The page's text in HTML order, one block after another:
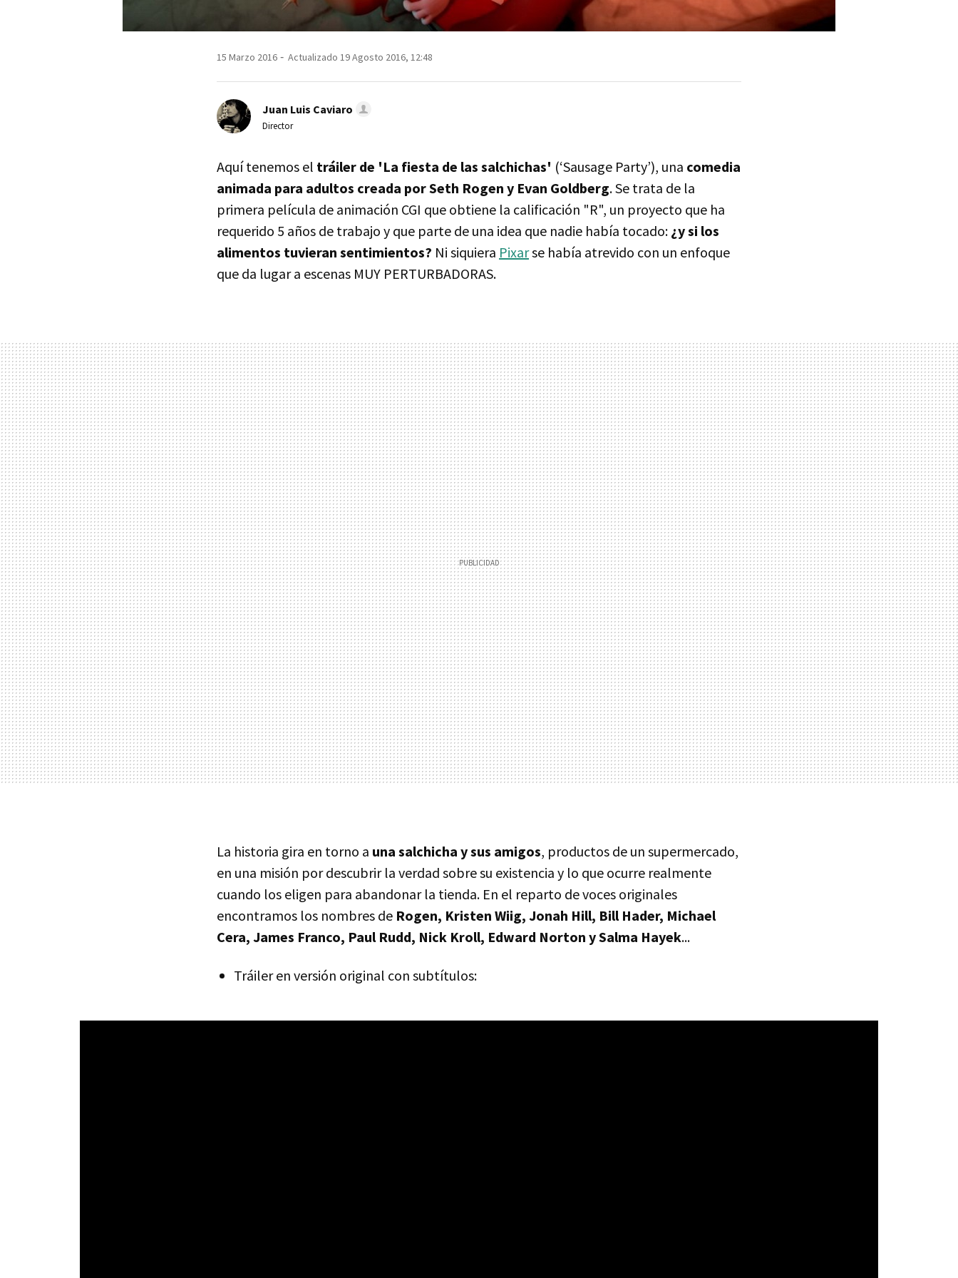
15 Marzo 2016 Actualizado 19 Agosto 2016, 12:48
Juan Luis Caviaro
Director
Aquí tenemos el tráiler de 'La fiesta de las salchichas' (‘Sausage Party’), una comedia
animada para adultos creada por Seth Rogen y Evan Goldberg. Se trata de la
primera película de animación CGI que obtiene la calificación "R", un proyecto que ha
requerido 5 años de trabajo y que parte de una idea que nadie había tocado: ¿y si los
alimentos tuvieran sentimientos? Ni siquiera Pixarse había atrevido con un enfoque
que da lugar a escenas MUY PERTURBADORAS.
La historia gira en torno a una salchicha y sus amigos, productos de un supermercado,
en una misión por descubrir la verdad sobre su existencia y lo que ocurre realmente
cuando los eligen para abandonar la tienda. En el reparto de voces originales
encontramos los nombres de Rogen, Kristen Wiig, Jonah Hill, Bill Hader, Michael
Cera, James Franco, Paul Rudd, Nick Kroll, Edward Norton y Salma Hayek...
Tráiler en versión original con subtítulos: